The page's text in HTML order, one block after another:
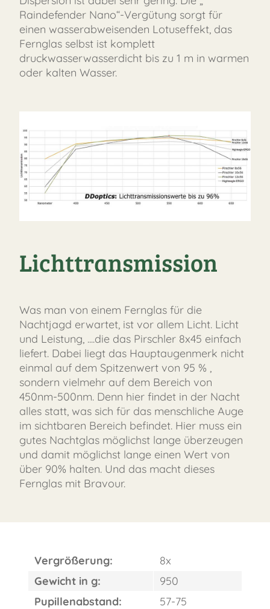
Raindefender Nano“-Vergütung sorgt für
einen wasserabweisenden Lotuseffekt, das
Fernglas selbst ist komplett
druckwasserwasserdicht bis zu 1 m in warmen
oder kalten Wasser.
Lichttransmission
Was man von einem Fernglas für die
Nachtjagd erwartet, ist vor allem Licht. Licht
und Leistung, ....die das Pirschler 8x45 einfach
liefert. Dabei liegt das Hauptaugenmerk nicht
einmal auf dem Spitzenwert von 95 % ,
sondern vielmehr auf dem Bereich von
450nm-500nm. Denn hier findet in der Nacht
alles statt, was sich für das menschliche Auge
im sichtbaren Bereich befindet. Hier muss ein
gutes Nachtglas möglichst lange überzeugen
und damit möglichst lange einen Wert von
über 90% halten. Und das macht dieses
Fernglas mit Bravour.
Vergrößerung:
8x
Gewicht in g:
950
Pupillenabstand:
57-75